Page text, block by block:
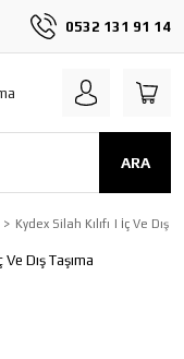
0532 131 91 14
ARA
Kydex Silah Kılıfı | İç Ve Dış